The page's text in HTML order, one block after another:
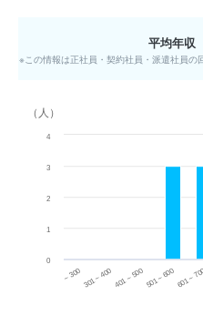
平均年収
※この情報は正社員・契約社員・派遣社員の
（人）
~ 300 301 ~ 400 401 ~ 500501 ~ 600601 ~
0
1
2
3
4